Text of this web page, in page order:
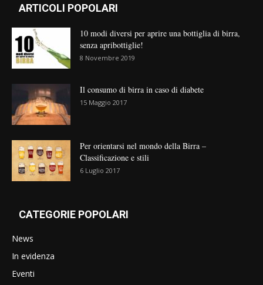
ARTICOLI POPOLARI
10 modi diversi per aprire una bottiglia di birra,
senza apribottiglie!
8 Novembre 2019
Il consumo di birra in caso di diabete
15 Maggio 2017
Per orientarsi nel mondo della Birra –
Classificazione e stili
6 Luglio 2017
CATEGORIE POPOLARI
News
In evidenza
Eventi